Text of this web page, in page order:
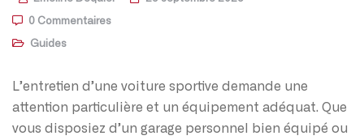
0 Commentaires
Guides
L’entretien d’une voiture sportive demande une
attention particulière et un équipement adéquat. Que
vous disposiez d’un garage personnel bien équipé ou